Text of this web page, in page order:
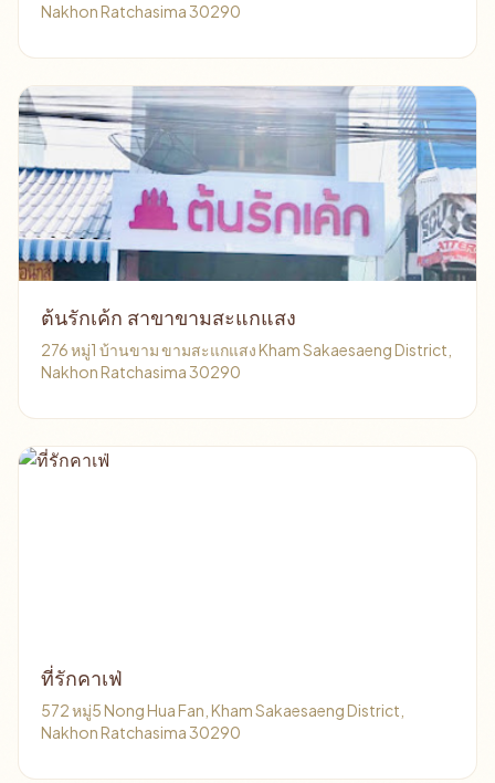
Nakhon Ratchasima 30290
ต้นรักเค้ก สาขาขามสะแกแสง
276 หมู่1 บ้านขาม ขามสะแกแสง Kham Sakaesaeng District,
Nakhon Ratchasima 30290
ที่รักคาเฟ่
572 หมู่5 Nong Hua Fan, Kham Sakaesaeng District,
Nakhon Ratchasima 30290